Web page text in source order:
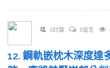
0討論 0留言
12. 鋼軌嵌枕木深度達